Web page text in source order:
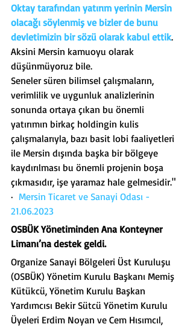
Oktay tarafından yatırım yerinin Mersin
olacağı söylenmiş ve bizler de bunu
devletimizin bir sözü olarak kabul ettik.
Aksini Mersin kamuoyu olarak
düşünmüyoruz bile.
Seneler süren bilimsel çalışmaların,
verimlilik ve uygunluk analizlerinin
sonunda ortaya çıkan bu önemli
yatırımın birkaç holdingin kulis
çalışmalarıyla, bazı basit lobi faaliyetleri
ile Mersin dışında başka bir bölgeye
kaydırılması bu önemli projenin boşa
çıkmasıdır, işe yaramaz hale gelmesidir."
· Mersin Ticaret ve Sanayi Odası -
21.06.2023
OSBÜK Yönetiminden Ana Konteyner
Limanı’na destek geldi.
Organize Sanayi Bölgeleri Üst Kuruluşu
(OSBÜK) Yönetim Kurulu Başkanı Memiş
Kütükcü, Yönetim Kurulu Başkan
Yardımcısı Bekir Sütcü Yönetim Kurulu
Üyeleri Erdim Noyan ve Cem Hısımcıl,